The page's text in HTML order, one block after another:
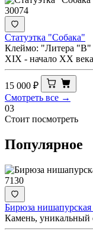
30074
Статуэтка "Собака"
Клеймо: "Литера "B"
XIX - начало ХХ
15 000 ₽
Смотреть все →
03
Стоит посмотреть
Популярное
7130
Бирюза нишапурская
Камень, уникальный